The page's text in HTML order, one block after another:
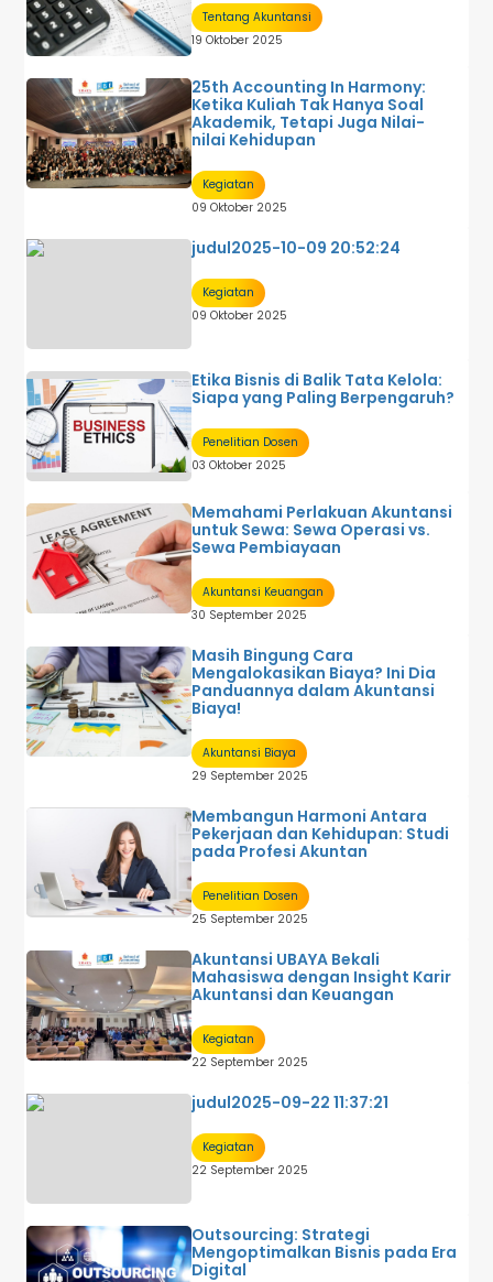
Tentang Akuntansi
19 Oktober 2025
25th Accounting In Harmony:
Ketika Kuliah Tak Hanya Soal
Akademik, Tetapi Juga Nilai-
nilai Kehidupan
Kegiatan
09 Oktober 2025
judul2025-10-09 20:52:24
Kegiatan
09 Oktober 2025
Etika Bisnis di Balik Tata Kelola:
Siapa yang Paling Berpengaruh?
Penelitian Dosen
03 Oktober 2025
Memahami Perlakuan Akuntansi
untuk Sewa: Sewa Operasi vs.
Sewa Pembiayaan
Akuntansi Keuangan
30 September 2025
Masih Bingung Cara
Mengalokasikan Biaya? Ini Dia
Panduannya dalam Akuntansi
Biaya!
Akuntansi Biaya
29 September 2025
Membangun Harmoni Antara
Pekerjaan dan Kehidupan: Studi
pada Profesi Akuntan
Penelitian Dosen
25 September 2025
Akuntansi UBAYA Bekali
Mahasiswa dengan Insight Karir
Akuntansi dan Keuangan
Kegiatan
22 September 2025
judul2025-09-22 11:37:21
Kegiatan
22 September 2025
Outsourcing: Strategi
Mengoptimalkan Bisnis pada Era
Digital